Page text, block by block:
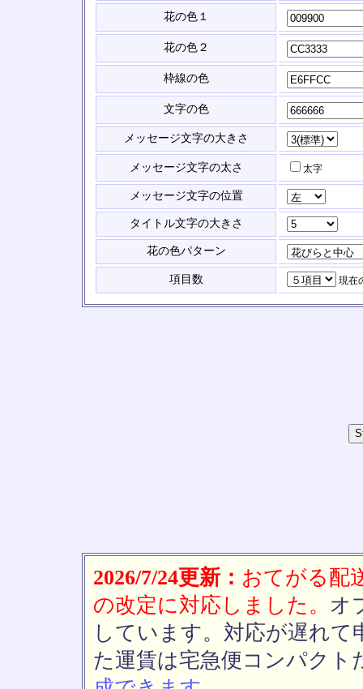
花の色１
花の色２
枠線の色
文字の色
メッセージ文字の大きさ
メッセージ文字の太さ 太字
メッセージ文字の位置
タイトル文字の大きさ
花の色パターン
項目数 現在
2026/7/24更新： おてがる配
の改定に対応しました。 オ
しています。対応が遅れ
た運賃は宅急便コンパクト